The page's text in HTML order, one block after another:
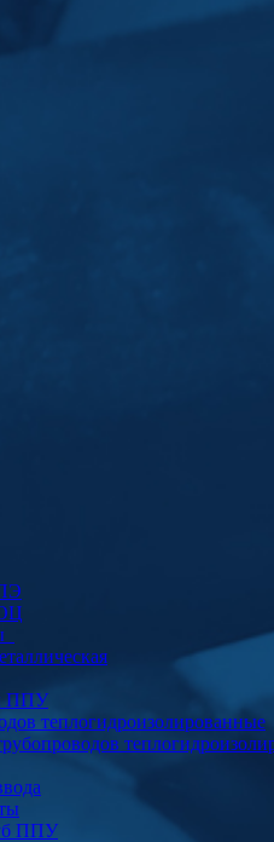
ППУ
теплогидроизолированные
ППУ